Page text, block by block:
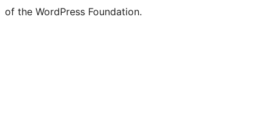
of the WordPress Foundation.